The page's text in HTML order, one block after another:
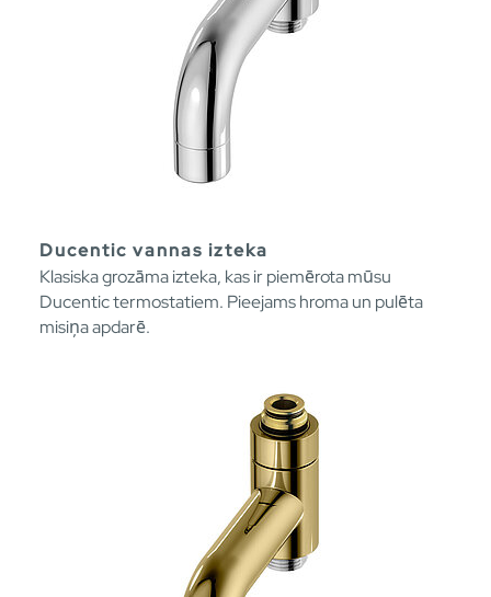
Ducentic vannas izteka
Klasiska grozāma izteka, kas ir piemērota mūsu
Ducentic termostatiem. Pieejams hroma un pulēta
misiņa apdarē.